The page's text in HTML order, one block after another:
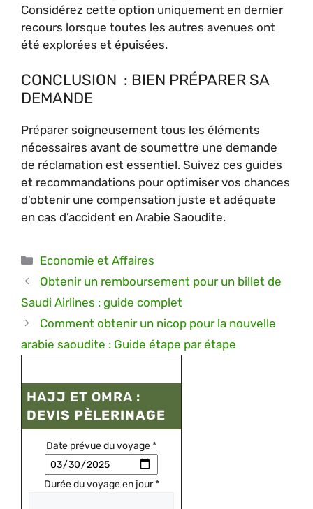
Considérez cette option uniquement en dernier
recours lorsque toutes les autres avenues ont
été explorées et épuisées.
CONCLUSION : BIEN PRÉPARER SA
DEMANDE
Préparer soigneusement tous les éléments
nécessaires avant de soumettre une demande
de réclamation est essentiel. Suivez ces guides
et recommandations pour optimiser vos chances
d’obtenir une compensation juste et adéquate
en cas d’accident en Arabie Saoudite.
Catégories
Economie et Affaires
Obtenir un remboursement pour un billet de
Saudi Airlines : guide complet
Comment obtenir un nicop pour la nouvelle
arabie saoudite : Guide étape par étape
HAJJ ET OMRA :
DEVIS PÈLERINAGE
Date prévue du voyage*
Durée du voyage en jour*